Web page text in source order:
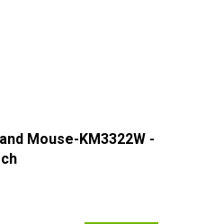
Mouse-KM3322W -